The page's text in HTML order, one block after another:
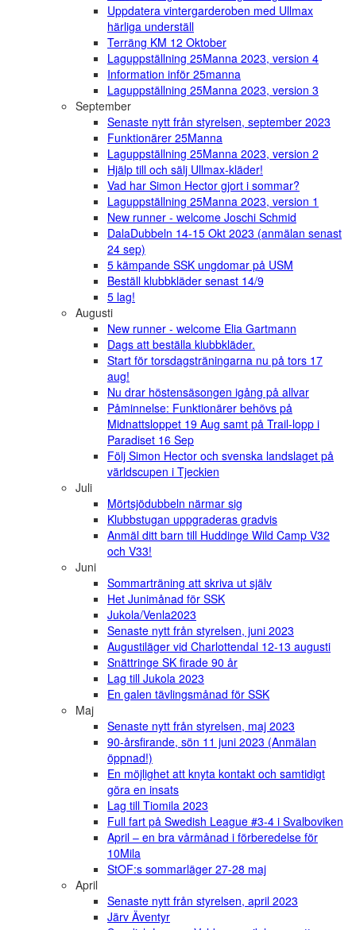
Uppdatera vintergarderoben med Ullmax
härliga underställ
Terräng KM 12 Oktober
Laguppställning 25Manna 2023, version 4
Information inför 25manna
Laguppställning 25Manna 2023, version 3
September
Senaste nytt från styrelsen, september 2023
Funktionärer 25Manna
Laguppställning 25Manna 2023, version 2
Hjälp till och sälj Ullmax-kläder!
Vad har Simon Hector gjort i sommar?
Laguppställning 25Manna 2023, version 1
New runner - welcome Joschi Schmid
DalaDubbeln 14-15 Okt 2023 (anmälan senast
24 sep)
5 kämpande SSK ungdomar på USM
Beställ klubbkläder senast 14/9
5 lag!
Augusti
New runner - welcome Elia Gartmann
Dags att beställa klubbkläder.
Start för torsdagsträningarna nu på tors 17
aug!
Nu drar höstensäsongen igång på allvar
Påminnelse: Funktionärer behövs på
Midnattsloppet 19 Aug samt på Trail-lopp i
Paradiset 16 Sep
Följ Simon Hector och svenska landslaget på
världscupen i Tjeckien
Juli
Mörtsjödubbeln närmar sig
Klubbstugan uppgraderas gradvis
Anmäl ditt barn till Huddinge Wild Camp V32
och V33!
Juni
Sommarträning att skriva ut själv
Het Junimånad för SSK
Jukola/Venla2023
Senaste nytt från styrelsen, juni 2023
Augustiläger vid Charlottendal 12-13 augusti
Snättringe SK firade 90 år
Lag till Jukola 2023
En galen tävlingsmånad för SSK
Maj
Senaste nytt från styrelsen, maj 2023
90-årsfirande, sön 11 juni 2023 (Anmälan
öppnad!)
En möjlighet att knyta kontakt och samtidigt
göra en insats
Lag till Tiomila 2023
Full fart på Swedish League #3-4 i Svalboviken
April – en bra vårmånad i förberedelse för
10Mila
StOF:s sommarläger 27-28 maj
April
Senaste nytt från styrelsen, april 2023
Järv Äventyr